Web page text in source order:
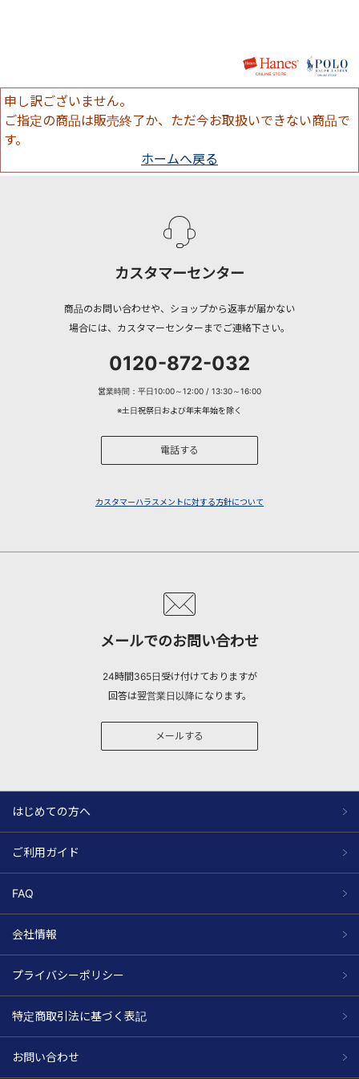
申し訳ございません。
ご指定の商品は販売終了か、ただ今お取扱いできない商品で
す。
ホームへ戻る
カスタマーセンター
商品のお問い合わせや、ショップから返事が届かない
場合には、カスタマーセンターまでご連絡下さい。
0120-872-032
営業時間：平日10:00～12:00 / 13:30～16:00
※土日祝祭日および年末年始を除く
電話する
カスタマーハラスメントに対する方針について
メールでのお問い合わせ
24時間365日受け付けておりますが
回答は翌営業日以降になります。
メールする
はじめての方へ
ご利用ガイド
FAQ
会社情報
プライバシーポリシー
特定商取引法に基づく表記
お問い合わせ